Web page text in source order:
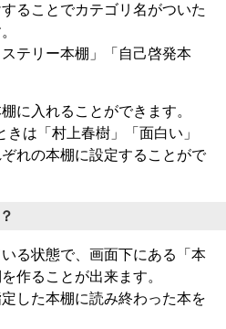
ることでカテゴリ名がついた
テリー本棚」「自己啓発本
に入れることができます。
は「村上春樹」「面白い」
れの本棚に設定することがで
る状態で、画面下にある「本
作ることが出来ます。
した本棚に読み終わった本を